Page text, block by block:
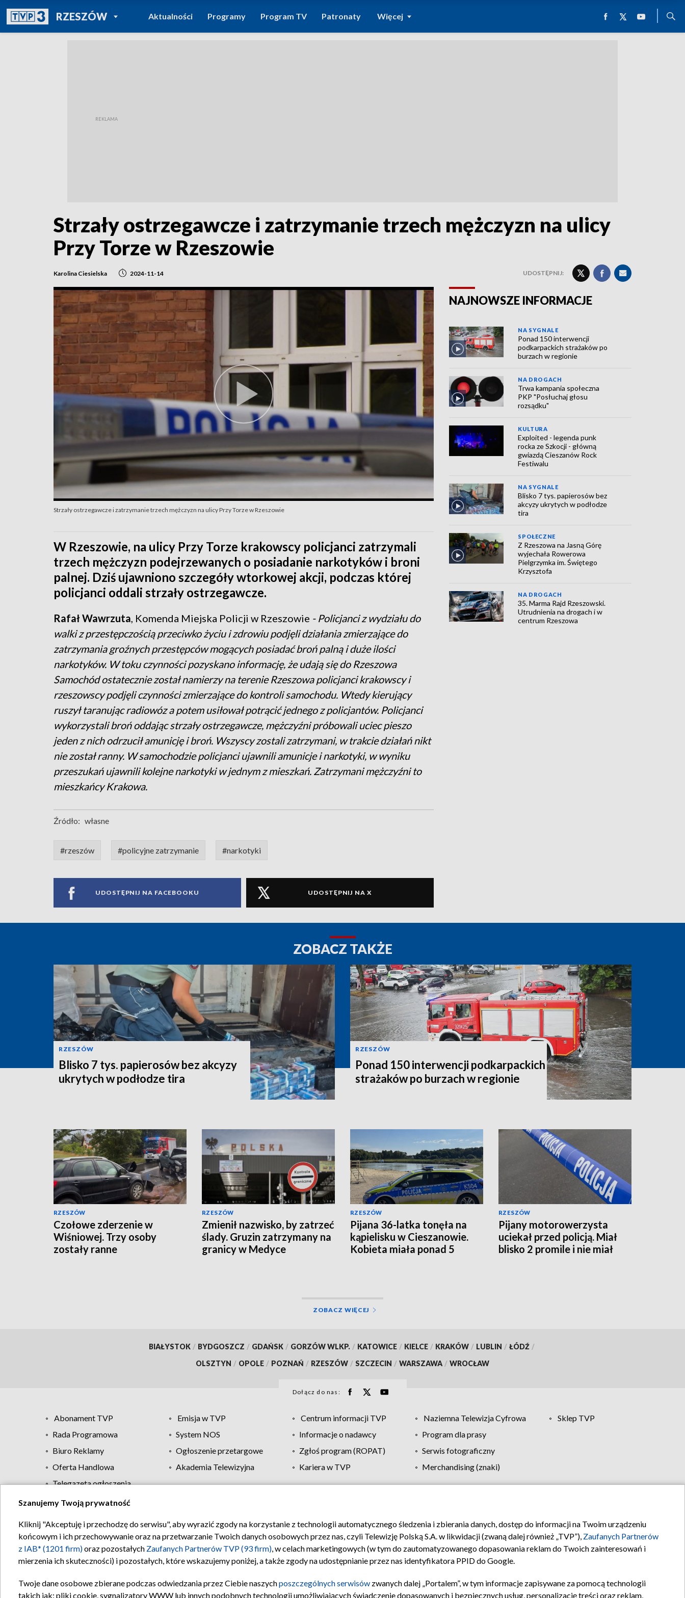
RZESZÓWPOWRÓT DO
TVP REGIONY
Aktualności Programy Program TV Patronaty Więcej
Strzały ostrzegawcze i zatrzymanie trzech mężczyzn na ulicy
Przy Torze w Rzeszowie
Karolina Ciesielska 2024-11-14 UDOSTĘPNIJ:
Strzały ostrzegawcze i zatrzymanie trzech mężczyzn na ulicy Przy Torze w Rzeszowie
W Rzeszowie, na ulicy Przy Torze krakowscy policjanci zatrzymali
trzech mężczyzn podejrzewanych o posiadanie narkotyków i broni
palnej. Dziś ujawniono szczegóły wtorkowej akcji, podczas której
policjanci oddali strzały ostrzegawcze.
Rafał Wawrzuta , Komenda Miejska Policji w Rzeszowie - Policjanci z wydziału do
walki z przestępczością przeciwko życiu i zdrowiu podjęli działania zmierzające do
zatrzymania groźnych przestępców mogących posiadać broń palną i duże ilości
narkotyków. W toku czynności pozyskano informację, że udają się do Rzeszowa
Samochód ostatecznie został namierzy na terenie Rzeszowa policjanci krakowscy i
rzeszowscy podjęli czynności zmierzające do kontroli samochodu. Wtedy kierujący
ruszył taranując radiowóz a potem usiłował potrącić jednego z policjantów. Policjanci
wykorzystali broń oddając strzały ostrzegawcze, mężczyźni próbowali uciec pieszo
jeden z nich odrzucił amunicję i broń. Wszyscy zostali zatrzymani, w trakcie działań nikt
nie został ranny. W samochodzie policjanci ujawnili amunicje i narkotyki, w wyniku
przeszukań ujawnili kolejne narkotyki w jednym z mieszkań. Zatrzymani mężczyźni to
mieszkańcy Krakowa.
Źródło: własne
#rzeszów #policyjne zatrzymanie #narkotyki
UDOSTĘPNIJ NA FACEBOOKU UDOSTĘPNIJ NA X
NAJNOWSZE INFORMACJE
NA SYGNALE
Ponad 150 interwencji
podkarpackich strażaków po
burzach w regionie
NA DROGACH
Trwa kampania społeczna
PKP "Posłuchaj głosu
rozsądku"
KULTURA
Exploited - legenda punk
rocka ze Szkocji - główną
gwiazdą Cieszanów Rock
Festiwalu
NA SYGNALE
Blisko 7 tys. papierosów bez
akcyzy ukrytych w podłodze
tira
SPOŁECZNE
Z Rzeszowa na Jasną Górę
wyjechała Rowerowa
Pielgrzymka im. Świętego
Krzysztofa
NA DROGACH
35. Marma Rajd Rzeszowski.
Utrudnienia na drogach i w
centrum Rzeszowa
ZOBACZ TAKŻE
RZESZÓW
Blisko 7 tys. papierosów bez akcyzy
ukrytych w podłodze tira
RZESZÓW
Ponad 150 interwencji podkarpackich
strażaków po burzach w regionie
RZESZÓW
Czołowe zderzenie w
Wiśniowej. Trzy osoby
zostały ranne
RZESZÓW
Zmienił nazwisko, by zatrzeć
ślady. Gruzin zatrzymany na
granicy w Medyce
RZESZÓW
Pijana 36-latka tonęła na
kąpielisku w Cieszanowie.
Kobieta miała ponad 5
RZESZÓW
Pijany motorowerzysta
uciekał przed policją. Miał
blisko 2 promile i nie miał
ZOBACZ WIĘCEJ
BIAŁYSTOK / BYDGOSZCZ / GDAŃSK / GORZÓW WLKP. / KATOWICE / KIELCE / KRAKÓW / LUBLIN / ŁÓDŹ /
OLSZTYN / OPOLE / POZNAŃ / RZESZÓW / SZCZECIN / WARSZAWA / WROCŁAW
Dołącz do nas:
Abonament TVP Emisja w TVP Centrum informacji TVP Naziemna Telewizja Cyfrowa
Sklep TVP
Rada Programowa
System NOS Informacje o nadawcy
Program dla prasy
Biuro Reklamy
Ogłoszenie przetargowe Zgłoś program (ROPAT)
Serwis fotograficzny
Oferta Handlowa
Akademia Telewizyjna Kariera w TVP
Merchandising (znaki)
Telegazeta ogłoszenia
Regulamin TVP Polityka prywatności Moje zgody Pomoc Biuro reklamy Kontakt
Szanujemy Twoją prywatność
Kliknij "Akceptuję i przechodzę do serwisu", aby wyrazić zgody na korzystanie z technologii automatycznego śledzenia i zbierania danych, dostęp do informacji na Twoim urządzeniu
końcowym i ich przechowywanie oraz na przetwarzanie Twoich danych osobowych przez nas, czyli Telewizję Polską S.A. w likwidacji (zwaną dalej również „TVP”), Zaufanych Partnerów
z IAB* (1201 firm)oraz pozostałych Zaufanych Partnerów TVP (93 firm), w celach marketingowych (w tym do zautomatyzowanego dopasowania reklam do Twoich zainteresowań i
mierzenia ich skuteczności) i pozostałych, które wskazujemy poniżej, a także zgody na udostępnianie przez nas identyfikatora PPID do Google.
Twoje dane osobowe zbierane podczas odwiedzania przez Ciebie naszychposzczególnych serwisów zwanych dalej „Portalem”, w tym informacje zapisywane za pomocą technologii
takich jak: pliki cookie, sygnalizatory WWW lub innych podobnych technologii umożliwiających świadczenie dopasowanych i bezpiecznych usług, personalizację treści oraz reklam,